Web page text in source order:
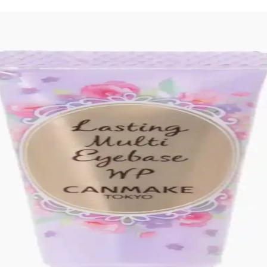
Psychic Poem soğuk pembe tonu, göz makyajını ön plana
ve Teknikler
dengelenmeli. Kaş, göz, allık, highlighter ve dudak
ve Uygulama Yöntemleri
ayrılması ve bireysel demet kullanımıyla kişiye özel uyarlanır.
ve Üyelik Avantajları
sunuyor. Fiyatlar yerel eczanelerle benzer, ancak paket avantajları
ve Tarihçesi
yapısıyla 90'lar estetiğini yansıtır. İsim yerine numara